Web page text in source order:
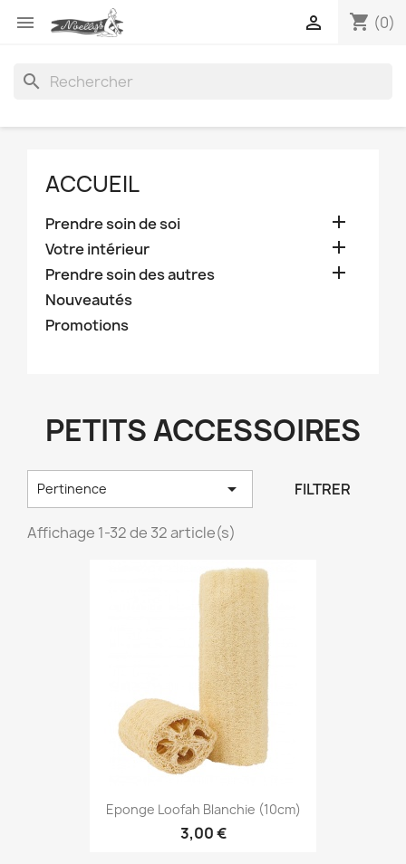
 shopping_cart (0)

search
ACCUEIL
Prendre soin de soi 
Votre intérieur 
Prendre soin des autres 
Nouveautés
Promotions
PETITS ACCESSOIRES
Pertinence  FILTRER
Affichage 1-32 de 32 article(s)
Eponge Loofah Blanchie (10cm)
3,00 €